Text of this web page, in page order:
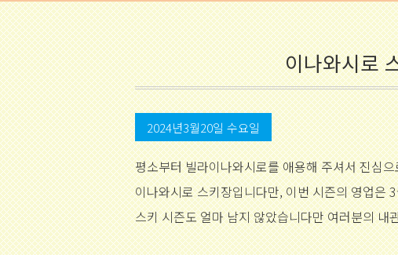
이나와시로
2024년3월20일 수요일
평소부터 빌라이나와시로를 애용해 주셔서 진심
이나와시로 스키장입니다만, 이번 시즌의 영업은
스키 시즌도 얼마 남지 않았습니다만 여러분의 내